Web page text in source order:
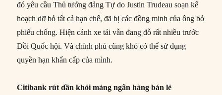
đó yêu cầu Thủ tướng đảng Tự do Justin Trudeau soạn kế
hoạch dỡ bỏ tất cả hạn chế, đã bị các đồng minh của ông bỏ
phiếu chống. Hiện cánh xe tải vẫn đang đỗ rất nhiều trước
Đồi Quốc hội. Và chính phủ cũng khó có thể sử dụng
quyền hạn khẩn cấp của mình.
Citibank rút dần khỏi mảng ngân hàng bán lẻ